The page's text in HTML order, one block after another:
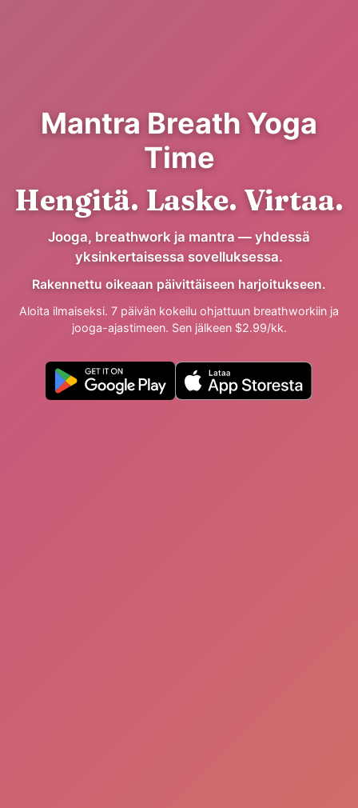
Mantra Breath Yoga
Time
Hengitä. Laske. Virtaa.
Jooga, breathwork ja mantra — yhdessä
yksinkertaisessa sovelluksessa.
Rakennettu oikeaan päivittäiseen harjoitukseen.
Aloita ilmaiseksi. 7 päivän kokeilu ohjattuun breathworkiin ja
jooga-ajastimeen. Sen jälkeen $2.99/kk.